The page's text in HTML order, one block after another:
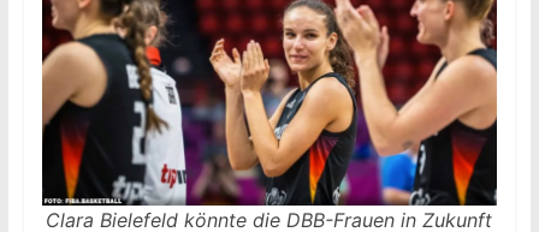
Clara Bielefeld könnte die DBB-Frauen in Zukunft